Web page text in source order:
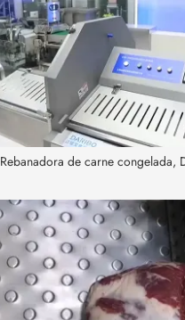
Rebanadora de carne congelada,